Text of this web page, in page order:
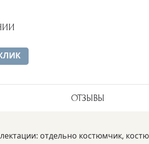
ОТЗЫВЫ
отдельно костюмчик,